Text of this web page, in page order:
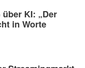
KI: „Der
in Worte